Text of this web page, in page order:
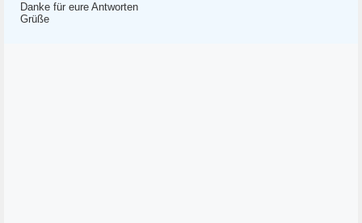
Danke für eure Antworten
Grüße